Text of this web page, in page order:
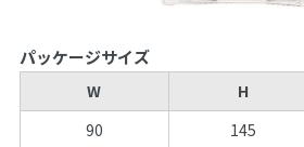
パッケージサイズ
W H
90
145